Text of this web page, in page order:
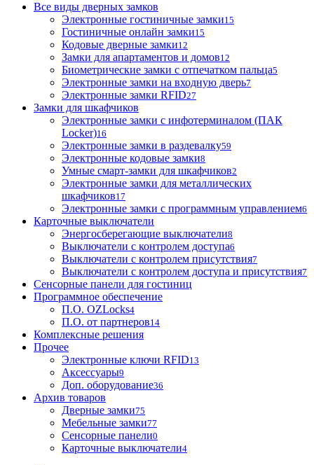
Все виды дверных замков
Электронные гостиничные замки15
Гостиничные онлайн замки15
Кодовые дверные замки12
Замки для апартаментов и домов12
Биометрические замки с отпечатком пальца5
Электронные замки на входную дверь7
Электронные замки RFID27
Замки для шкафчиков
Электронные замки с инфотерминалом (ПАК
Locker)16
Электронные замки в раздевалку59
Электронные кодовые замки8
Умные смарт-замки для шкафчиков2
Электронные замки для металлических
шкафчиков17
Электронные замки с программным управлением6
Карточные выключатели
Энергосберегающие выключатели8
Выключатели с контролем доступа6
Выключатели с контролем присутствия7
Выключатели с контролем доступа и присутствия7
Сенсорные панели для гостиниц
Программное обеспечение
П.О. OZLocks4
П.О. от партнеров14
Комплексные решения
Прочее
Электронные ключи RFID13
Аксессуары9
Доп. оборудование36
Архив товаров
Дверные замки75
Мебельные замки77
Сенсорные панели0
Карточные выключатели4